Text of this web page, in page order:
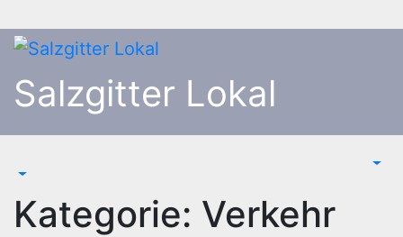
Inhalt
springen
Salzgitter Lokal
Kategorie: Verkehr